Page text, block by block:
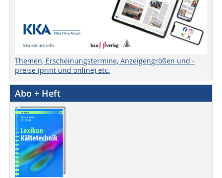
Themen, Erscheinungstermine, Anzeigengrößen und -
preise (print und online) etc.
Abo + Heft